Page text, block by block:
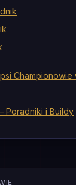
Championowie
Poradniki i Buildy